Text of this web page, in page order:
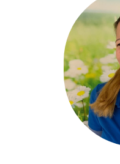
"Am Ende